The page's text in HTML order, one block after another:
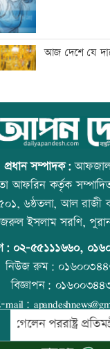
সিঙ্গাপুর গেলেন
মাতারবাড়ি
ওবায়দুল
ট্রাইব্যুনালে
বিদেশ পালানোর
আটক
আজ দেশে যে
আজ বিশ্ব বন্ধু
কোরআন-হাদিসে
আজ স্বর্ণ-রুপা যে
প্রধান সম্পাদক:আফজাল
আফরিন কর্তৃক
৬ষ্ঠতলা, আল রাজী
ইসলাম সরণি,
০২-৫৫১১১৬৬০,
নিউজ রুম:
বিজ্ঞাপন:
mail:
দেশ ডটকমকর্তৃক
প্রতিমন্ত্রী